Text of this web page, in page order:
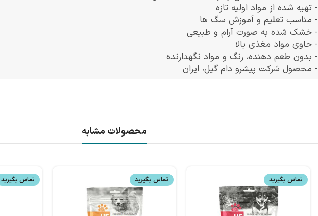
- تهیه شده از مواد اولیه تازه
- مناسب تعلیم و آموزش سگ ها
- خشک شده به صورت آرام و طبیعی
- حاوی مواد مغذی بالا
- بدون طعم دهنده، رنگ و مواد نگهدارنده
- محصول شرکت پیشرو دام گیل، ایران
محصولات مشابه
تماس بگیرید تماس بگیرید تماس بگیرید